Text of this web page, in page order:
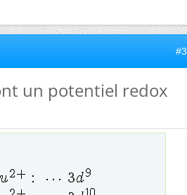
#3
un potentiel redox